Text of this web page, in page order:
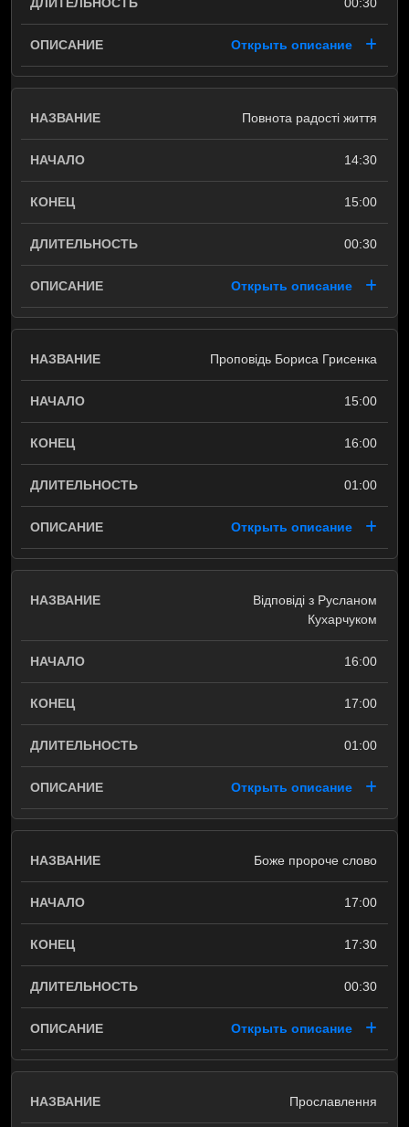
Открыть описание
Повнота радості життя
14:30
15:00
00:30
Открыть описание
Проповідь Бориса Грисенка
15:00
16:00
01:00
Открыть описание
Відповіді з Русланом
Кухарчуком
16:00
17:00
01:00
Открыть описание
Боже пророче слово
17:00
17:30
00:30
Открыть описание
Прославлення